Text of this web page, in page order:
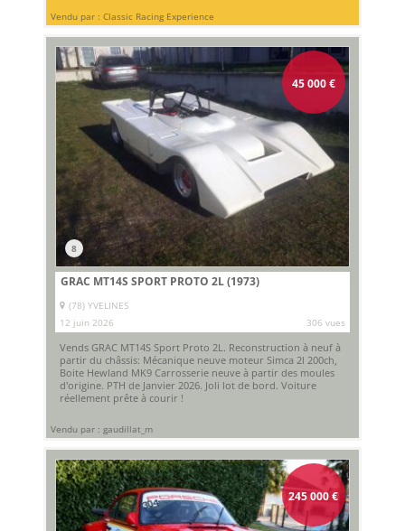
Vendu par : Classic Racing Experience
45 000€
8
GRAC MT14S SPORT PROTO 2L (1973)
(78) YVELINES
12 juin 2026
306 vues
Vends GRAC MT14S Sport Proto 2L. Reconstruction à neuf à
partir du châssis: Mécanique neuve moteur Simca 2l 200ch,
Boite Hewland MK9 Carrosserie neuve à partir des moules
d'origine. PTH de Janvier 2026. Joli lot de bord. Voiture
réellement prête à courir !
Vendu par : gaudillat_m
245 000€